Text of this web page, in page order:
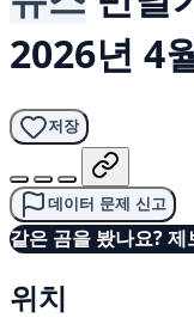
2026년 4
저장
데이터 문제 신고
같은 곰을 봤나요? 제
위치